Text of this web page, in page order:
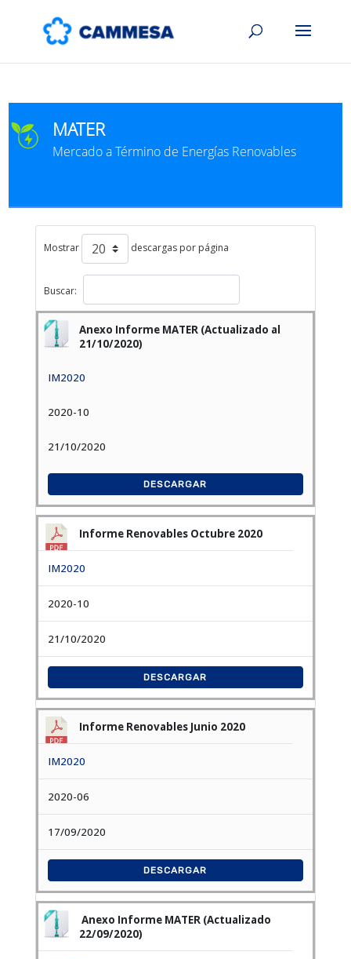
MATER
Mercado a Término de Energías Renovables
Mostrar descargas por página
Buscar:
Anexo Informe MATER (Actualizado al
21/10/2020)
IM2020
2020-10
21/10/2020
DESCARGAR
Informe Renovables Octubre 2020
IM2020
2020-10
21/10/2020
DESCARGAR
Informe Renovables Junio 2020
IM2020
2020-06
17/09/2020
DESCARGAR
Anexo Informe MATER (Actualizado
22/09/2020)